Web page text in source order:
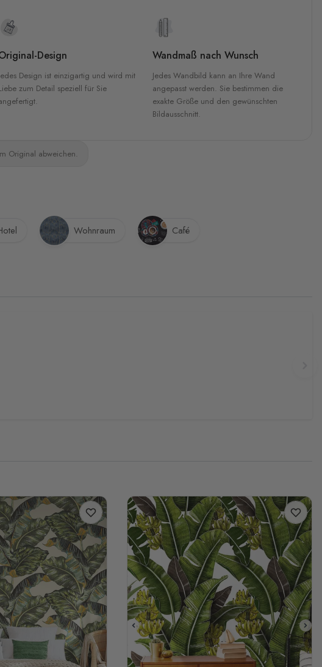
Design
Design ist einzigartig und wird mit
zum Detail speziell für Sie
Wandmaß nach Wunsch
Jedes Wandbild kann an Ihre Wand
angepasst werden. Sie bestimmen die
exakte Größe und den gewünschten
Bildausschnitt.
Original abweichen.
Wohnraum Café